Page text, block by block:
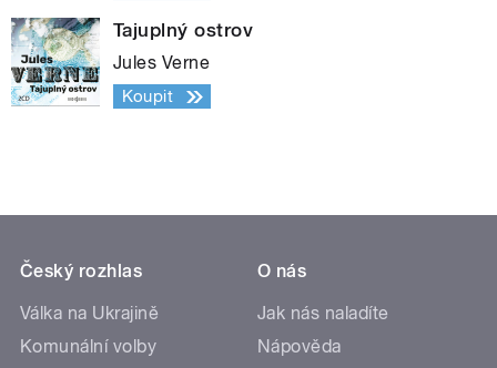
Tajuplný ostrov
Jules Verne
Koupit
Český rozhlas
Válka na Ukrajině
Komunální volby
O nás
Jak nás naladíte
Nápověda